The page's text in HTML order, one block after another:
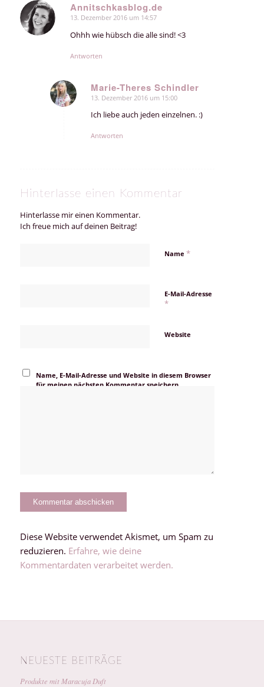
Annitschkasblog.de
sagte:
13. Dezember 2016 um 14:57
Ohhh wie hübsch die alle sind! <3
Antworten
Marie-Theres Schindler
sagte:
13. Dezember 2016 um 15:00
Ich liebe auch jeden einzelnen. :)
Antworten
Hinterlasse einen Kommentar
Hinterlasse mir einen Kommentar.
Ich freue mich auf deinen Beitrag!
Name *
E-Mail-Adresse
*
Website
Name, E-Mail-Adresse und Website in diesem Browser
für meinen nächsten Kommentar speichern.
Diese Website verwendet Akismet, um Spam zu
reduzieren. Erfahre, wie deine
Kommentardaten verarbeitet werden.
NEUESTE BEITRÄGE
Produkte mit Maracuja Duft